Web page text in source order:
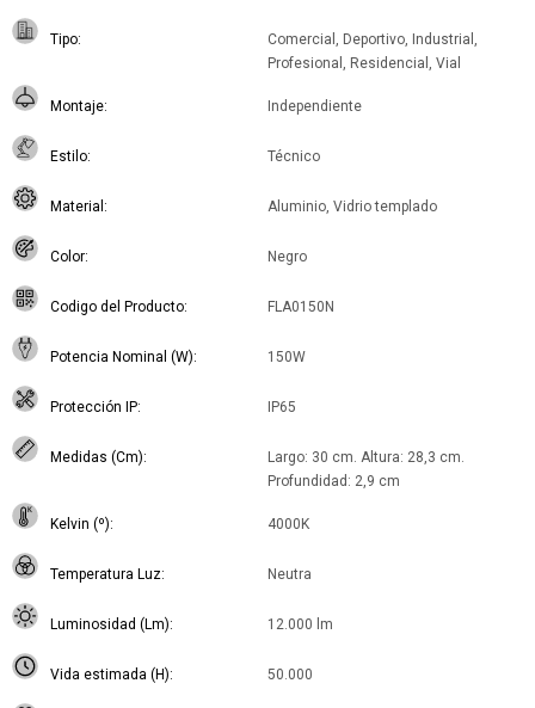
Tipo
Comercial, Deportivo, Industrial,
Profesional, Residencial, Vial
Montaje Independiente
Estilo Técnico
Material Aluminio, Vidrio templado
Color Negro
Codigo del Producto FLA0150N
Potencia Nominal (W) 150W
Protección IP IP65
Medidas (Cm)
Largo: 30 cm. Altura: 28,3 cm.
Profundidad: 2,9 cm
Kelvin (º) 4000K
Temperatura Luz Neutra
Luminosidad (Lm) 12.000 lm
Vida estimada (H) 50.000